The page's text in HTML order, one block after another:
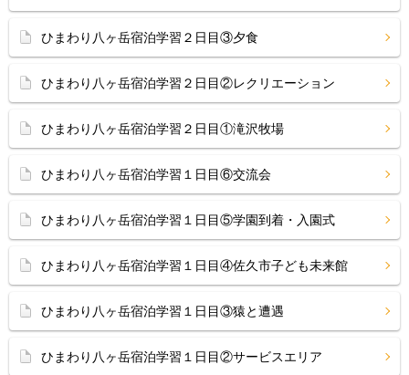
ひまわり八ヶ岳宿泊学習２日目③夕食
ひまわり八ヶ岳宿泊学習２日目②レクリエーション
ひまわり八ヶ岳宿泊学習２日目①滝沢牧場
ひまわり八ヶ岳宿泊学習１日目⑥交流会
ひまわり八ヶ岳宿泊学習１日目⑤学園到着・入園式
ひまわり八ヶ岳宿泊学習１日目④佐久市子ども未来館
ひまわり八ヶ岳宿泊学習１日目③猿と遭遇
ひまわり八ヶ岳宿泊学習１日目②サービスエリア